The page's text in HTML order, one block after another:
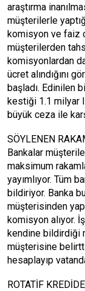
araştırma
müşterilerle
komisyon ve faiz
müşterilerden
komisyonlardan
ücret alındığını
başladı. Edinilen
kestiği 1.1 milyar
büyük ceza ile
SÖYLENEN
Bankalar
maksimum
yayımlıyor. Tüm
bildiriyor. Banka
müşterisinden
komisyon alıyor.
kendine bildirdiği
müşterisine
hesaplayıp
ROTATİF